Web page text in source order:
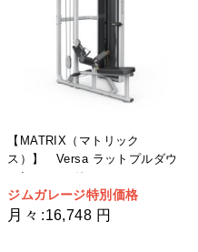
【MATRIX（マトリック
ス）】 Versa ラットプルダウ
ン/シーテッドロー
ジムガレージ特別価格
月々 :16,748 円